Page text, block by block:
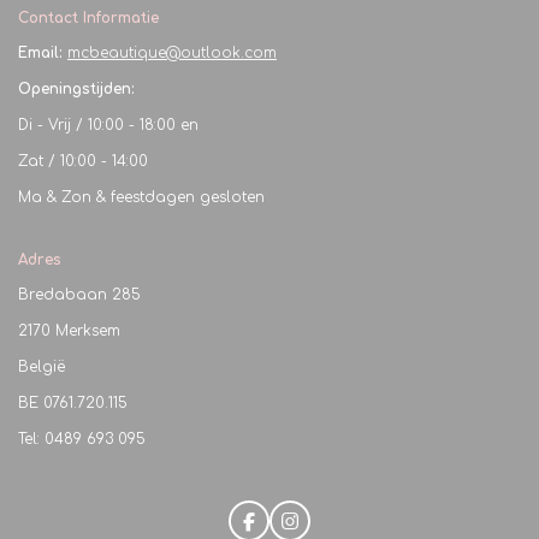
Contact Informatie
Email: mcbeautique@outlook.com
Openingstijden:
Di - Vrij / 10:00 - 18:00 en
Zat / 10:00 - 14:00
Ma & Zon & feestdagen gesloten
Adres
Bredabaan 285
2170 Merksem
België
BE 0761.720.115
Tel: 0489 693 095
F
I